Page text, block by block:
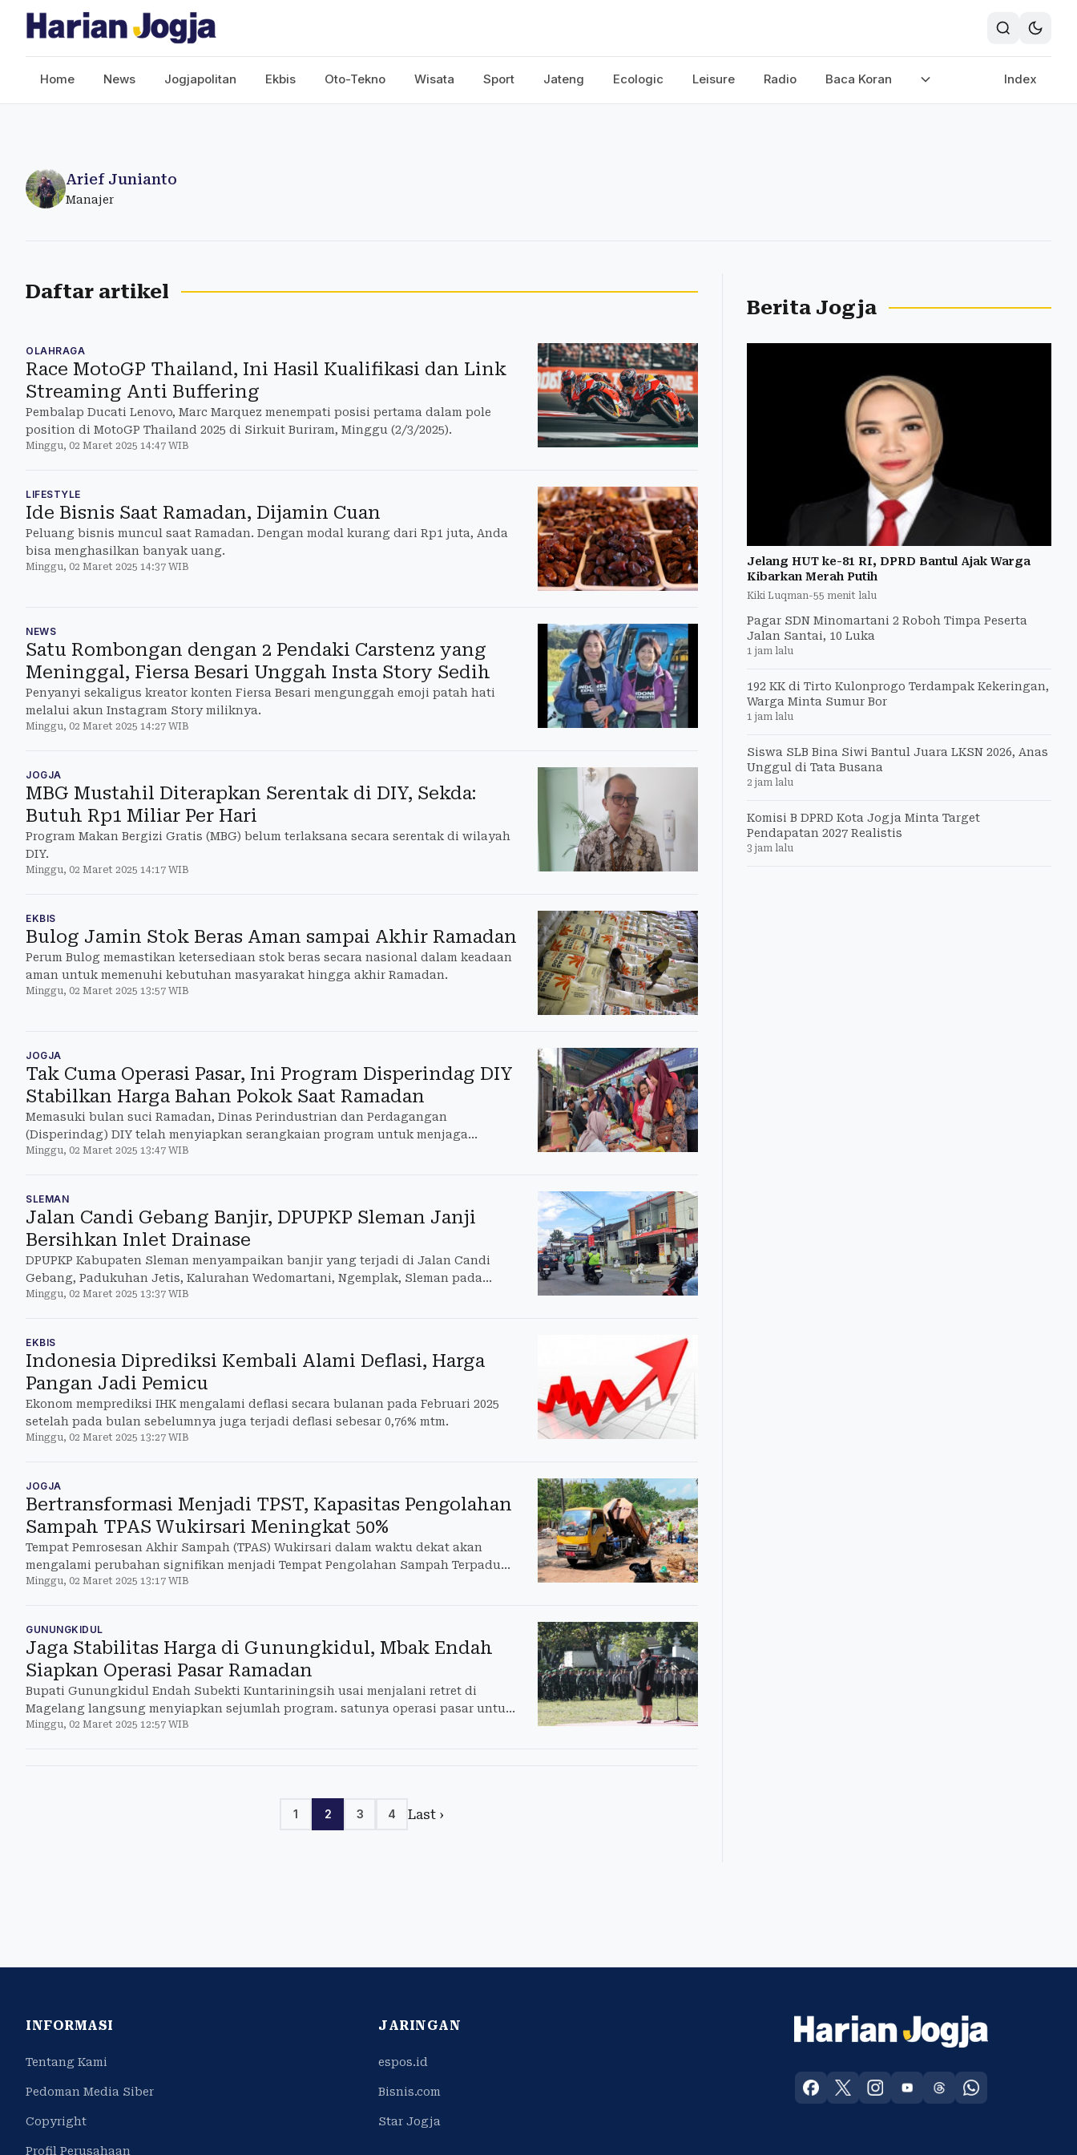
Home News Jogjapolitan Ekbis Oto-Tekno Wisata Sport Jateng Ecologic Leisure Radio Baca Koran Index
Arief Junianto
Manajer
Daftar artikel
OLAHRAGA
Race MotoGP Thailand, Ini Hasil Kualifikasi dan Link
Streaming Anti Buffering
Pembalap Ducati Lenovo, Marc Marquez menempati posisi pertama dalam pole
position di MotoGP Thailand 2025 di Sirkuit Buriram, Minggu (2/3/2025).
Minggu, 02 Maret 2025 14:47 WIB
LIFESTYLE
Ide Bisnis Saat Ramadan, Dijamin Cuan
Peluang bisnis muncul saat Ramadan. Dengan modal kurang dari Rp1 juta, Anda
bisa menghasilkan banyak uang.
Minggu, 02 Maret 2025 14:37 WIB
NEWS
Satu Rombongan dengan 2 Pendaki Carstenz yang
Meninggal, Fiersa Besari Unggah Insta Story Sedih
Penyanyi sekaligus kreator konten Fiersa Besari mengunggah emoji patah hati
melalui akun Instagram Story miliknya.
Minggu, 02 Maret 2025 14:27 WIB
JOGJA
MBG Mustahil Diterapkan Serentak di DIY, Sekda:
Butuh Rp1 Miliar Per Hari
Program Makan Bergizi Gratis (MBG) belum terlaksana secara serentak di wilayah
DIY.
Minggu, 02 Maret 2025 14:17 WIB
EKBIS
Bulog Jamin Stok Beras Aman sampai Akhir Ramadan
Perum Bulog memastikan ketersediaan stok beras secara nasional dalam keadaan
aman untuk memenuhi kebutuhan masyarakat hingga akhir Ramadan.
Minggu, 02 Maret 2025 13:57 WIB
JOGJA
Tak Cuma Operasi Pasar, Ini Program Disperindag DIY
Stabilkan Harga Bahan Pokok Saat Ramadan
Memasuki bulan suci Ramadan, Dinas Perindustrian dan Perdagangan
(Disperindag) DIY telah menyiapkan serangkaian program untuk menjaga
stabilitas harga bahan pok
Minggu, 02 Maret 2025 13:47 WIB
SLEMAN
Jalan Candi Gebang Banjir, DPUPKP Sleman Janji
Bersihkan Inlet Drainase
DPUPKP Kabupaten Sleman menyampaikan banjir yang terjadi di Jalan Candi
Gebang, Padukuhan Jetis, Kalurahan Wedomartani, Ngemplak, Sleman pada
Jumat (28/2/2025).
Minggu, 02 Maret 2025 13:37 WIB
EKBIS
Indonesia Diprediksi Kembali Alami Deflasi, Harga
Pangan Jadi Pemicu
Ekonom memprediksi IHK mengalami deflasi secara bulanan pada Februari 2025
setelah pada bulan sebelumnya juga terjadi deflasi sebesar 0,76% mtm.
Minggu, 02 Maret 2025 13:27 WIB
JOGJA
Bertransformasi Menjadi TPST, Kapasitas Pengolahan
Sampah TPAS Wukirsari Meningkat 50%
Tempat Pemrosesan Akhir Sampah (TPAS) Wukirsari dalam waktu dekat akan
mengalami perubahan signifikan menjadi Tempat Pengolahan Sampah Terpadu
(TPST) Wukirsari.
Minggu, 02 Maret 2025 13:17 WIB
GUNUNGKIDUL
Jaga Stabilitas Harga di Gunungkidul, Mbak Endah
Siapkan Operasi Pasar Ramadan
Bupati Gunungkidul Endah Subekti Kuntariningsih usai menjalani retret di
Magelang langsung menyiapkan sejumlah program. satunya operasi pasar untuk
ramadhan.
Minggu, 02 Maret 2025 12:57 WIB
1 2 3 4 Last ›
Berita Jogja
Jelang HUT ke-81 RI, DPRD Bantul Ajak Warga
Kibarkan Merah Putih
Kiki Luqman-55 menit lalu
Pagar SDN Minomartani 2 Roboh Timpa Peserta
Jalan Santai, 10 Luka
1 jam lalu
192 KK di Tirto Kulonprogo Terdampak Kekeringan,
Warga Minta Sumur Bor
1 jam lalu
Siswa SLB Bina Siwi Bantul Juara LKSN 2026, Anas
Unggul di Tata Busana
2 jam lalu
Komisi B DPRD Kota Jogja Minta Target
Pendapatan 2027 Realistis
3 jam lalu
INFORMASI
Tentang Kami
Pedoman Media Siber
Copyright
Profil Perusahaan
JARINGAN
espos.id
Bisnis.com
Star Jogja